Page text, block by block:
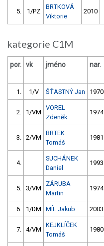
5. 1/PZ
BRTKOVÁ
Viktorie
2010
kategorie C1M
por. vk jméno nar.
1. 1/V ŠŤASTNÝ Jan 1970
2. 1/VM
VOREL
Zdeněk
1974
3. 2/VM
BRTEK
Tomáš
1981
4.
SUCHÁNEK
Daniel
1993
5. 3/VM
ZÁRUBA
Martin
1974
6. 1/DM MÍL Jakub 2003
7. 4/VM
KEJKLÍČEK
Tomáš
1980